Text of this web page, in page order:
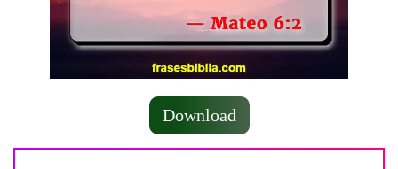
Download